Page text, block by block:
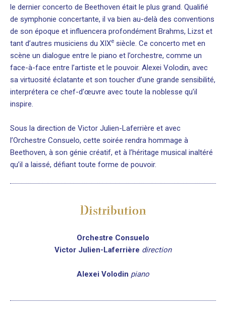
le dernier concerto de Beethoven était le plus grand. Qualifié
de symphonie concertante, il va bien au-delà des conventions
de son époque et influencera profondément Brahms, Lizst et
tant d’autres musiciens du XIXe siècle. Ce concerto met en
scène un dialogue entre le piano et l’orchestre, comme un
face-à-face entre l’artiste et le pouvoir. Alexei Volodin, avec
sa virtuosité éclatante et son toucher d’une grande sensibilité,
interprétera ce chef-d’œuvre avec toute la noblesse qu’il
inspire.
Sous la direction de Victor Julien-Laferrière et avec
l’Orchestre Consuelo, cette soirée rendra hommage à
Beethoven, à son génie créatif, et à l’héritage musical inaltéré
qu’il a laissé, défiant toute forme de pouvoir.
Distribution
Orchestre Consuelo
Victor Julien-Laferrière direction
Alexei Volodin piano